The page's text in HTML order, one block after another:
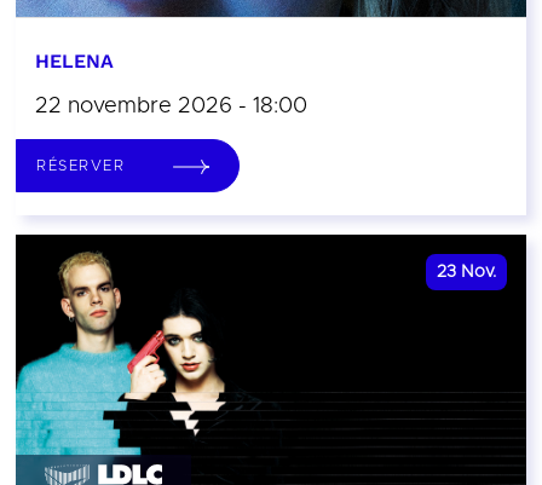
HELENA
22 novembre 2026 - 18:00
RÉSERVER
23 Nov.